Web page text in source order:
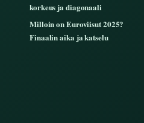
korkeus ja diagonaali
Milloin on Euroviisut 2025?
Finaalin aika ja katselu